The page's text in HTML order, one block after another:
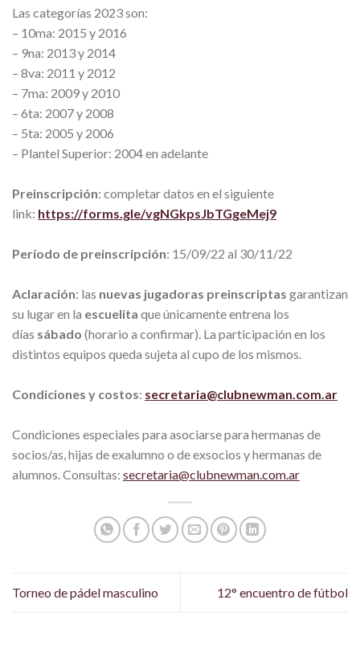
Las categorías 2023 son:
– 10ma: 2015 y 2016
– 9na: 2013 y 2014
– 8va: 2011 y 2012
– 7ma: 2009 y 2010
– 6ta: 2007 y 2008
– 5ta: 2005 y 2006
– Plantel Superior: 2004 en adelante
Preinscripción: completar datos en el siguiente
link: https://forms.gle/vgNGkpsJbTGgeMej9
Período de preinscripción: 15/09/22 al 30/11/22
Aclaración: las nuevas jugadoras preinscriptas garantizan
su lugar en la escuelita que únicamente entrena los
días sábado (horario a confirmar). La participación en los
distintos equipos queda sujeta al cupo de los mismos.
Condiciones y costos: secretaria@clubnewman.com.ar
Condiciones especiales para asociarse para hermanas de
socios/as, hijas de exalumno o de exsocios y hermanas de
alumnos. Consultas: secretaria@clubnewman.com.ar
Torneo de pádel masculino 12° encuentro de fútbol